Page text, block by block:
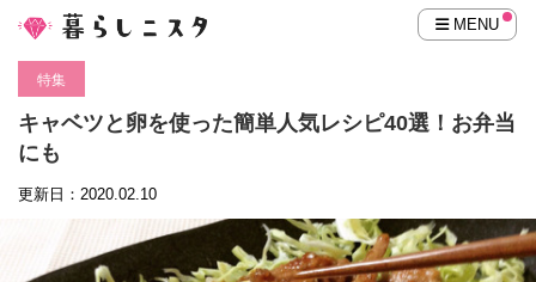
MENU
特集
キャベツと卵を使った簡単人気レシピ40選！お弁当
にも
更新日：2020.02.10